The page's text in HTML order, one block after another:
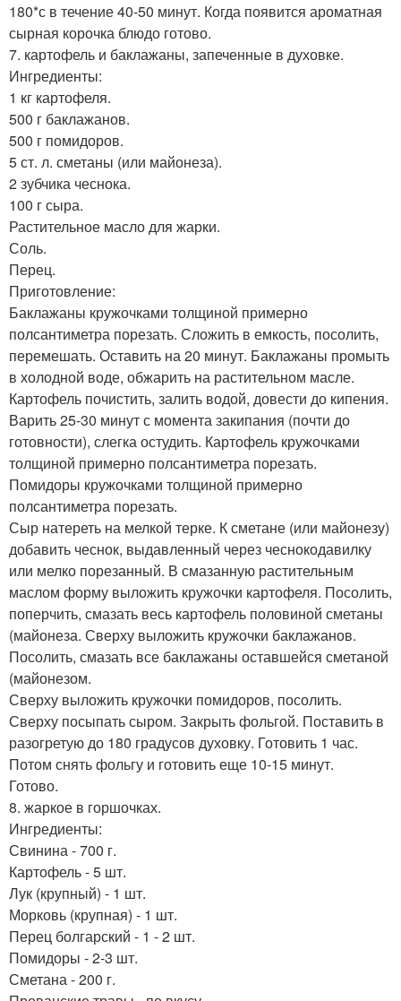
180*с в течение 40-50 минут. Когда появится ароматная
сырная корочка блюдо готово.
7. картофель и баклажаны, запеченные в духовке.
Ингредиенты:
1 кг картофеля.
500 г баклажанов.
500 г помидоров.
5 ст. л. сметаны (или майонеза).
2 зубчика чеснока.
100 г сыра.
Растительное масло для жарки.
Соль.
Перец.
Приготовление:
Баклажаны кружочками толщиной примерно
полсантиметра порезать. Сложить в емкость, посолить,
перемешать. Оставить на 20 минут. Баклажаны промыть
в холодной воде, обжарить на растительном масле.
Картофель почистить, залить водой, довести до кипения.
Варить 25-30 минут с момента закипания (почти до
готовности), слегка остудить. Картофель кружочками
толщиной примерно полсантиметра порезать.
Помидоры кружочками толщиной примерно
полсантиметра порезать.
Сыр натереть на мелкой терке. К сметане (или майонезу)
добавить чеснок, выдавленный через чеснокодавилку
или мелко порезанный. В смазанную растительным
маслом форму выложить кружочки картофеля. Посолить,
поперчить, смазать весь картофель половиной сметаны
(майонеза. Сверху выложить кружочки баклажанов.
Посолить, смазать все баклажаны оставшейся сметаной
(майонезом.
Сверху выложить кружочки помидоров, посолить.
Сверху посыпать сыром. Закрыть фольгой. Поставить в
разогретую до 180 градусов духовку. Готовить 1 час.
Потом снять фольгу и готовить еще 10-15 минут.
Готово.
8. жаркое в горшочках.
Ингредиенты:
Свинина - 700 г.
Картофель - 5 шт.
Лук (крупный) - 1 шт.
Морковь (крупная) - 1 шт.
Перец болгарский - 1 - 2 шт.
Помидоры - 2-3 шт.
Сметана - 200 г.